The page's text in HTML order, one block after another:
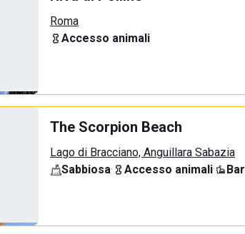
Roma
Accesso animali
The Scorpion Beach
Lago di Bracciano, Anguillara Sabazia
Sabbiosa· Accesso animali· Bar